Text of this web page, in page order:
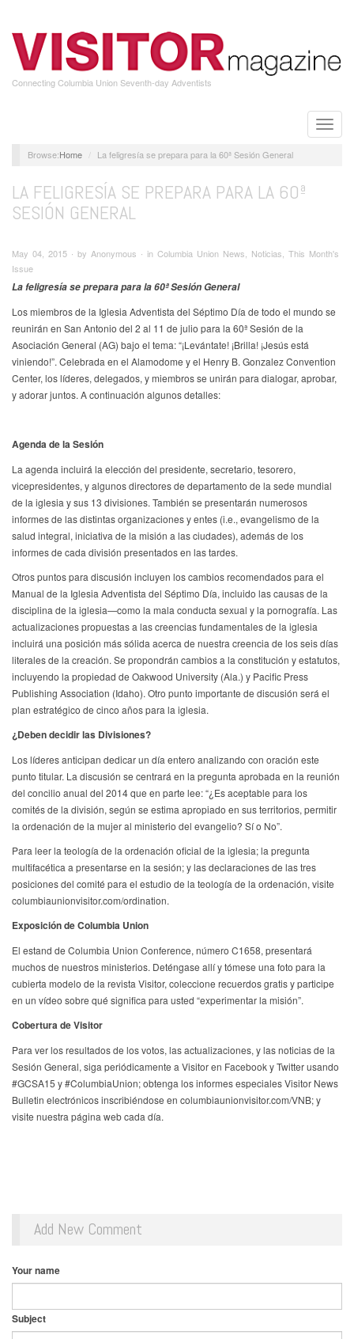
main
content
Connecting Columbia Union Seventh-day Adventists
Toggle
Home La feligresía se prepara para la 60ª Sesión General
LA FELIGRESÍA SE PREPARA PARA LA 60ª
SESIÓN GENERAL
May 04, 2015 ∙ by Anonymous ∙ in Columbia Union News, Noticias, This Month's
Issue
La feligresía se prepara para la 60ª Sesión General
Los miembros de la Iglesia Adventista del Séptimo Día de todo el mundo se
reunirán en San Antonio del 2 al 11 de julio para la 60ª Sesión de la
Asociación General (AG) bajo el tema: “¡Levántate! ¡Brilla! ¡Jesús está
viniendo!”. Celebrada en el Alamodome y el Henry B. Gonzalez Convention
Center, los líderes, delegados, y miembros se unirán para dialogar, aprobar,
y adorar juntos. A continuación algunos detalles:
Agenda de la Sesión
La agenda incluirá la elección del presidente, secretario, tesorero,
vicepresidentes, y algunos directores de departamento de la sede mundial
de la iglesia y sus 13 divisiones. También se presentarán numerosos
informes de las distintas organizaciones y entes (i.e., evangelismo de la
salud integral, iniciativa de la misión a las ciudades), además de los
informes de cada división presentados en las tardes.
Otros puntos para discusión incluyen los cambios recomendados para el
Manual de la Iglesia Adventista del Séptimo Día, incluido las causas de la
disciplina de la iglesia—como la mala conducta sexual y la pornografía. Las
actualizaciones propuestas a las creencias fundamentales de la iglesia
incluirá una posición más sólida acerca de nuestra creencia de los seis días
literales de la creación. Se propondrán cambios a la constitución y estatutos,
incluyendo la propiedad de Oakwood University (Ala.) y Pacific Press
Publishing Association (Idaho). Otro punto importante de discusión será el
plan estratégico de cinco años para la iglesia.
¿Deben decidir las Divisiones?
Los líderes anticipan dedicar un día entero analizando con oración este
punto titular. La discusión se centrará en la pregunta aprobada en la reunión
del concilio anual del 2014 que en parte lee: “¿Es aceptable para los
comités de la división, según se estima apropiado en sus territorios, permitir
la ordenación de la mujer al ministerio del evangelio? Sí o No”.
Para leer la teología de la ordenación oficial de la iglesia; la pregunta
multifacética a presentarse en la sesión; y las declaraciones de las tres
posiciones del comité para el estudio de la teología de la ordenación, visite
columbiaunionvisitor.com/ordination.
Exposición de Columbia Union
El estand de Columbia Union Conference, número C1658, presentará
muchos de nuestros ministerios. Deténgase allí y tómese una foto para la
cubierta modelo de la revista Visitor, coleccione recuerdos gratis y participe
en un vídeo sobre qué significa para usted “experimentar la misión”.
Cobertura de Visitor
Para ver los resultados de los votos, las actualizaciones, y las noticias de la
Sesión General, siga periódicamente a Visitor en Facebook y Twitter usando
#GCSA15 y #ColumbiaUnion; obtenga los informes especiales Visitor News
Bulletin electrónicos inscribiéndose en columbiaunionvisitor.com/VNB; y
visite nuestra página web cada día.
Add New Comment
Your name
Subject